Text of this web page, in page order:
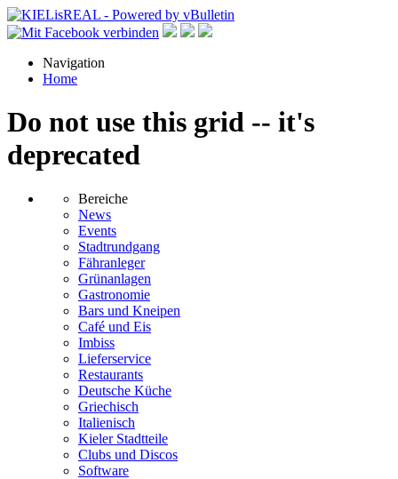
Navigation
Home
Do not use this grid -- it's
deprecated
Bereiche
News
Events
Stadtrundgang
Fähranleger
Grünanlagen
Gastronomie
Bars und Kneipen
Café und Eis
Imbiss
Lieferservice
Restaurants
Deutsche Küche
Griechisch
Italienisch
Kieler Stadtteile
Clubs und Discos
Software